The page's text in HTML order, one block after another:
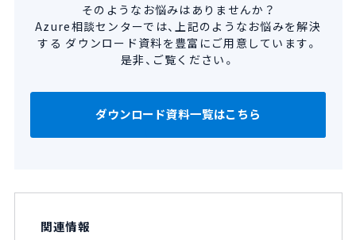
そのようなお悩みはありませんか？
Azure相談センターでは、上記のようなお悩みを解決
する ダウンロード資料を豊富にご用意しています。
是非、ご覧ください。
ダウンロード資料一覧はこちら
関連情報